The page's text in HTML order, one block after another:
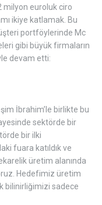
milyon euroluk ciro
ikiye katlamak. Bu
portföylerinde Mc
gibi büyük firmaların
devam etti:
İbrahim’le birlikte bu
sektörde bir
bir ilki
fuara katıldık ve
üretim alanında
Hedefimiz üretim
bilinirliğimizi sadece